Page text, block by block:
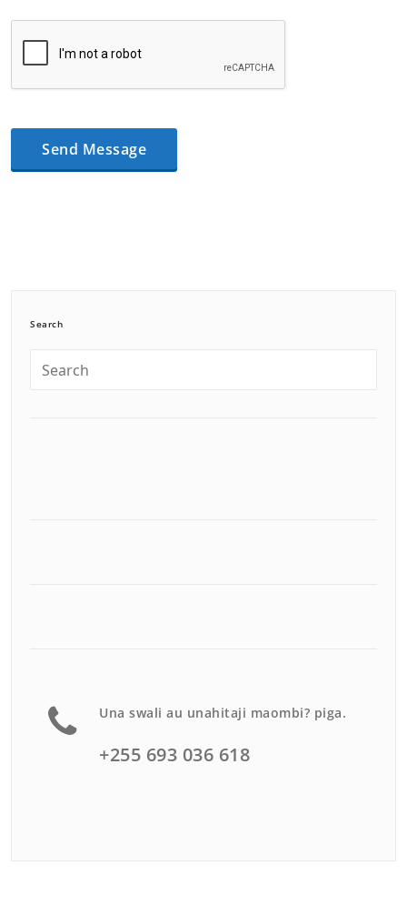
Search
Una swali au unahitaji maombi? piga.
+255 693 036 618